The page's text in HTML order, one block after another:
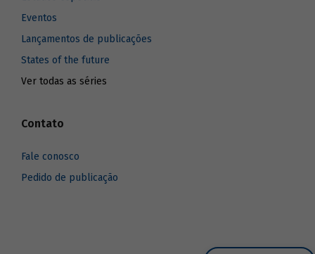
Eventos
Lançamentos de publicações
States of the future
Ver todas as séries
Contato
Fale conosco
Pedido de publicação